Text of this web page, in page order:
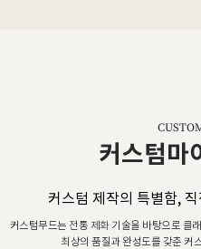
커스텀마
커스텀 제작의 특별함,
커스텀무드는 전통 제화 기술을 바탕으로 클
최상의 품질과 완성도를 갖춘 커